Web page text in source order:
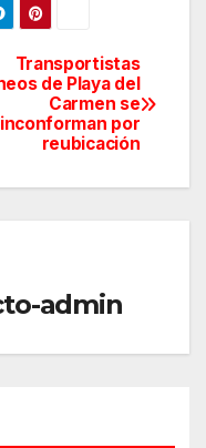
Transportistas
de Playa del
Carmen se
inconforman por
reubicación
admin